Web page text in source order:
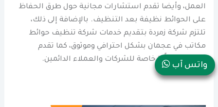
العمل، وأيضا تقدم استشارات مجانية حول طرق الحفاظ
على الحوائط نظيفة بعد التنظيف. بالإضافة إلى ذلك،
تلتزم شركة زمردة بتقديم خدمات شركة تنظيف حوائط
مكاتب في عجمان بشكل احترافي وموثوق، كما تقدم
الشركة عروضًا خاصة للشركات والعملاء الدائمين.
واتس آب